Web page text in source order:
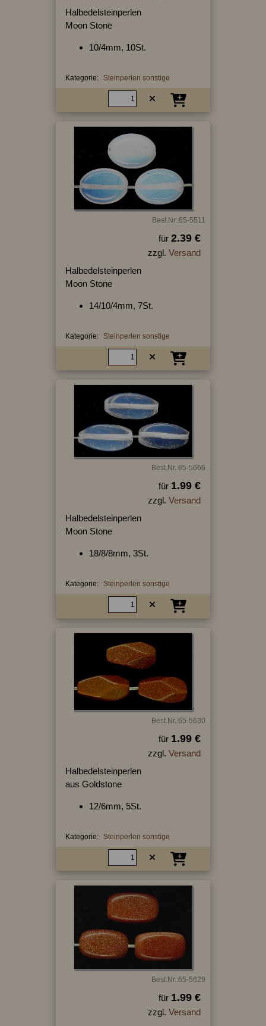
Halbedelsteinperlen
Moon Stone
10/4mm, 10St.
Kategorie: Steinperlen sonstige
Best.Nr.:65-5511
für 2.39 €
zzgl. Versand
Halbedelsteinperlen
Moon Stone
14/10/4mm, 7St.
Kategorie: Steinperlen sonstige
Best.Nr.:65-5666
für 1.99 €
zzgl. Versand
Halbedelsteinperlen
Moon Stone
18/8/8mm, 3St.
Kategorie: Steinperlen sonstige
Best.Nr.:65-5630
für 1.99 €
zzgl. Versand
Halbedelsteinperlen
aus Goldstone
12/6mm, 5St.
Kategorie: Steinperlen sonstige
Best.Nr.:65-5629
für 1.99 €
zzgl. Versand